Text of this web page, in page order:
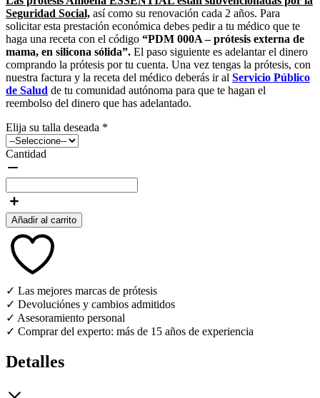
Seguridad Social, así como su renovación cada 2 años. Para
solicitar esta prestación económica debes pedir a tu médico que te
haga una receta con el código “PDM 000A – prótesis externa de
mama, en silicona sólida”. El paso siguiente es adelantar el dinero
comprando la prótesis por tu cuenta. Una vez tengas la prótesis, con
nuestra factura y la receta del médico deberás ir al Servicio Público
de Salud de tu comunidad autónoma para que te hagan el
reembolso del dinero que has adelantado.
Elija su talla deseada *
Cantidad
Añadir al carrito
✓ Las mejores marcas de prótesis
✓ Devoluciónes y cambios admitidos
✓ Asesoramiento personal
✓ Comprar del experto: más de 15 años de experiencia
Detalles